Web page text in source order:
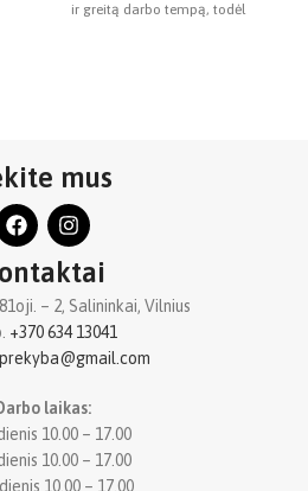
ir greitą darbo tempą, todėl
mus
– 2, Salininkai, Vilnius
+370 634 13041
laikas:
10.00 – 17.00
10.00 – 17.00
10.00 – 17.00